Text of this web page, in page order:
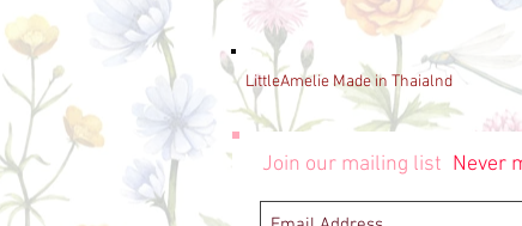
LittleAmelie Made in Thaialnd
Join our mailing list Never